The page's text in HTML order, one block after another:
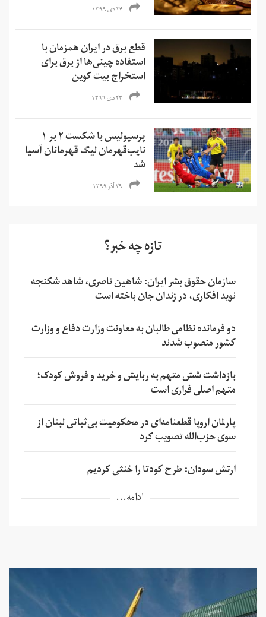
۲۴ دی ۱۳۹۹
قطع برق در ایران همزمان با
استفاده چینی‌ها از برق برای
استخراج بیت کوین
۲۳ دی ۱۳۹۹
پرسپولیس با شکست ۲ بر ۱
نایب‌قهرمان لیگ قهرمانان آسیا
شد
۲۹ آذر ۱۳۹۹
تازه چه خبر؟
سازمان حقوق بشر ایران: شاهین ناصری، شاهد شکنجه
نوید افکاری، در زندان جان باخته است
دو فرمانده نظامی طالبان به معاونت وزارت دفاع و وزارت
کشور منصوب شدند
بازداشت شش متهم به ربایش و خرید و فروش کودک؛
متهم اصلی فراری است
پارلمان اروپا قطعنامه‌ای در محکومیت بی‌ثباتی لبنان از
سوی حزب‌الله تصویب کرد
ارتش سودان: طرح کودتا را خنثی کردیم
ادامه...